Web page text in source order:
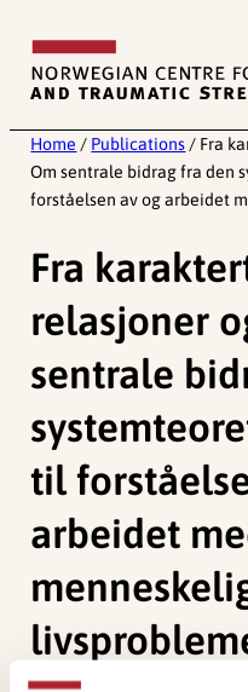
content
Home / Publications / Fra
Om sentrale bidrag fra den
forståelsen av og arbeidet
Fra
relasjoner
sentrale
til
arbeidet